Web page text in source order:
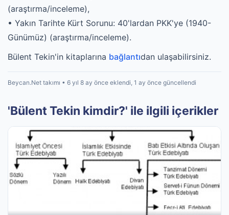
(araştırma/inceleme),
• Yakın Tarihte Kürt Sorunu: 40'lardan PKK'ye (1940-
Günümüz) (araştırma/inceleme).
Bülent Tekin'in kitaplarına bağlantıdan ulaşabilirsiniz.
Beycan.Net takımı • 6 yıl 8 ay önce eklendi, 1 ay önce güncellendi
'Bülent Tekin kimdir?' ile ilgili içerikler